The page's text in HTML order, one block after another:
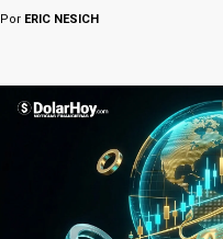
Por ERIC NESICH